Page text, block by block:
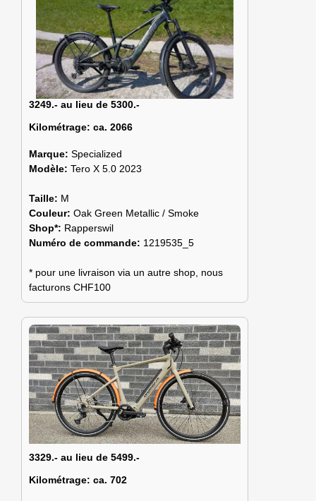
3249.- au lieu de 5300.-
Kilométrage: ca. 2066
Marque: Specialized
Modèle: Tero X 5.0 2023
Taille: M
Couleur: Oak Green Metallic / Smoke
Shop*: Rapperswil
Numéro de commande: 1219535_5
* pour une livraison via un autre shop, nous
facturons CHF100
3329.- au lieu de 5499.-
Kilométrage: ca. 702